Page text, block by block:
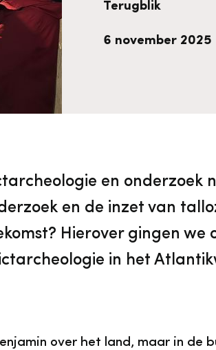
Veelgestelde vragen
Digitale
Terugblik
6 november 2025
en onderzoek
en de inzet van
Hierover gingen
in het
over het land, maar in de